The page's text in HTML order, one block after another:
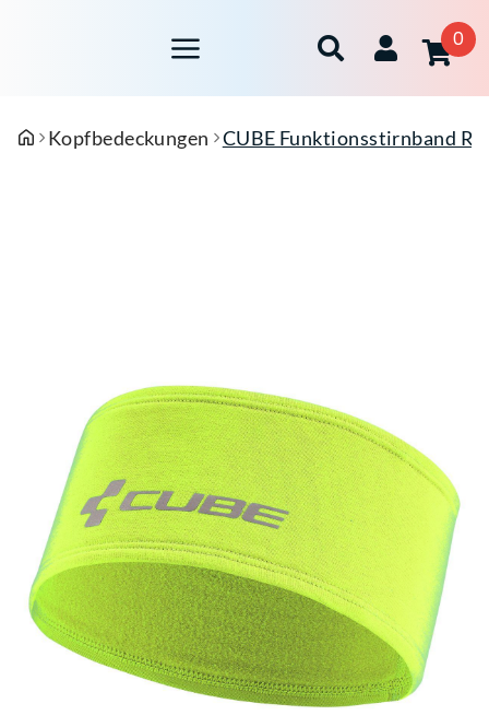
0
Kopfbedeckungen CUBE Funktionsstirnband